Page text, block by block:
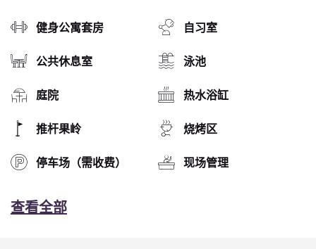
健身公寓套房 自习室
公共休息室 泳池
庭院 热水浴缸
推杆果岭 烧烤区
停车场（需收费） 现场管理
查看全部